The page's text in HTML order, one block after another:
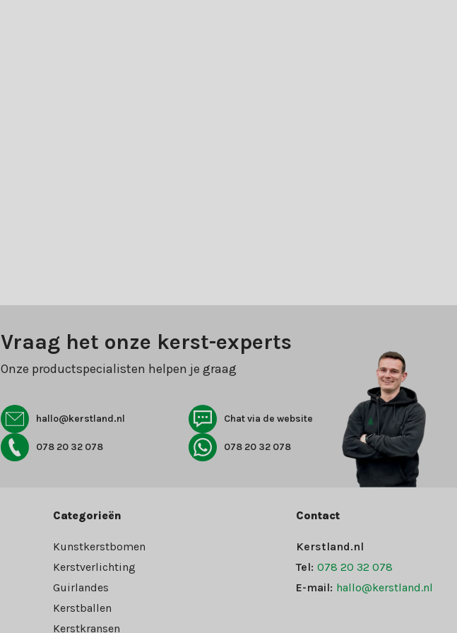
Vraag het onze kerst-experts
Onze productspecialisten helpen je graag
hallo@kerstland.nl Chat via de website
078 20 32 078 078 20 32 078
Categorieën
Kunstkerstbomen
Kerstverlichting
Guirlandes
Kerstballen
Kerstkransen
Contact
Kerstland.nl
Tel: 078 20 32 078
E-mail: hallo@kerstland.nl